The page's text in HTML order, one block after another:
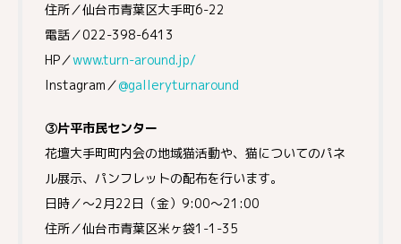
住所／仙台市青葉区大手町6-22
電話／022-398-6413
HP／www.turn-around.jp/
Instagram／@galleryturnaround
③片平市民センター
花壇大手町町内会の地域猫活動や、猫についてのパネ
ル展示、パンフレットの配布を行います。
日時／～2月22日（金）9:00～21:00
住所／仙台市青葉区米ヶ袋1-1-35